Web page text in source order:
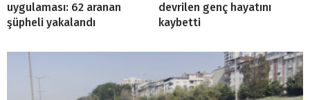
uygulaması: 62 aranan
şüpheli yakalandı
devrilen genç hayatını
kaybetti